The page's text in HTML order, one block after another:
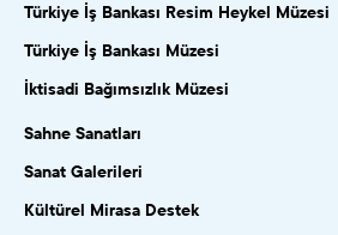
Türkiye İş Bankası Resim Heykel Müzesi
Türkiye İş Bankası Müzesi
İktisadi Bağımsızlık Müzesi
Sahne Sanatları
Sanat Galerileri
Kültürel Mirasa Destek